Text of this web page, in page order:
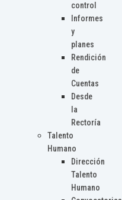
control
Informes
y
planes
Rendición
de
Cuentas
Desde
la
Rectoría
Talento
Humano
Dirección
Talento
Humano